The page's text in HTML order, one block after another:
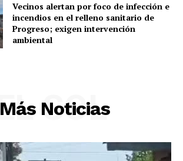
Vecinos alertan por foco de infección e
incendios en el relleno sanitario de
Progreso; exigen intervención
ambiental
Más Noticias
EL SOL